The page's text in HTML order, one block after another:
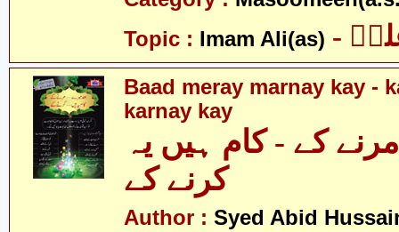
Topic : Imam Ali(as)
Baad meray marnay kay -
karnay kay
کے - کام ہیں یہ
کرنے کے
Author : Syed Abid